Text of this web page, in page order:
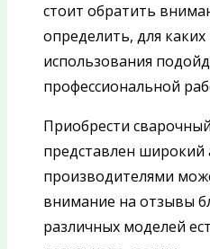
стоит обратить
определить, для
использования
профессиональной
Приобрести
представлен
производителями
внимание на отзывы
различных моделей